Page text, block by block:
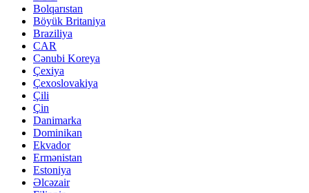
Bolqarıstan
Böyük Britaniya
Braziliya
CAR
Cənubi Koreya
Çexiya
Çexoslovakiya
Çili
Çin
Danimarka
Dominikan
Ekvador
Ermənistan
Estoniya
Əlcəzair